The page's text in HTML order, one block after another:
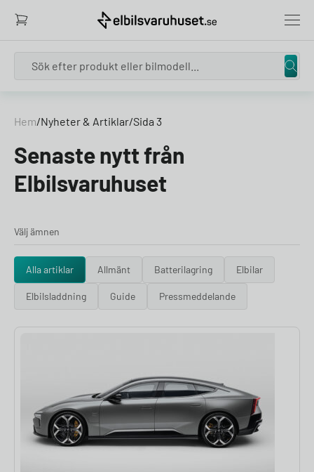
Hem/Nyheter & Artiklar/Sida 3
Senaste nytt från
Elbilsvaruhuset
Välj ämnen
Alla artiklar Allmänt Batterilagring Elbilar
Elbilsladdning Guide Pressmeddelande